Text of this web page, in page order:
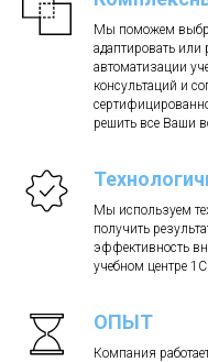
Мы поможем
адаптировать или
автоматизации
консультаций и
решить все Ваши
Мы используем
получить
эффективность
учебном центре 1С.
ОПЫТ
Компания